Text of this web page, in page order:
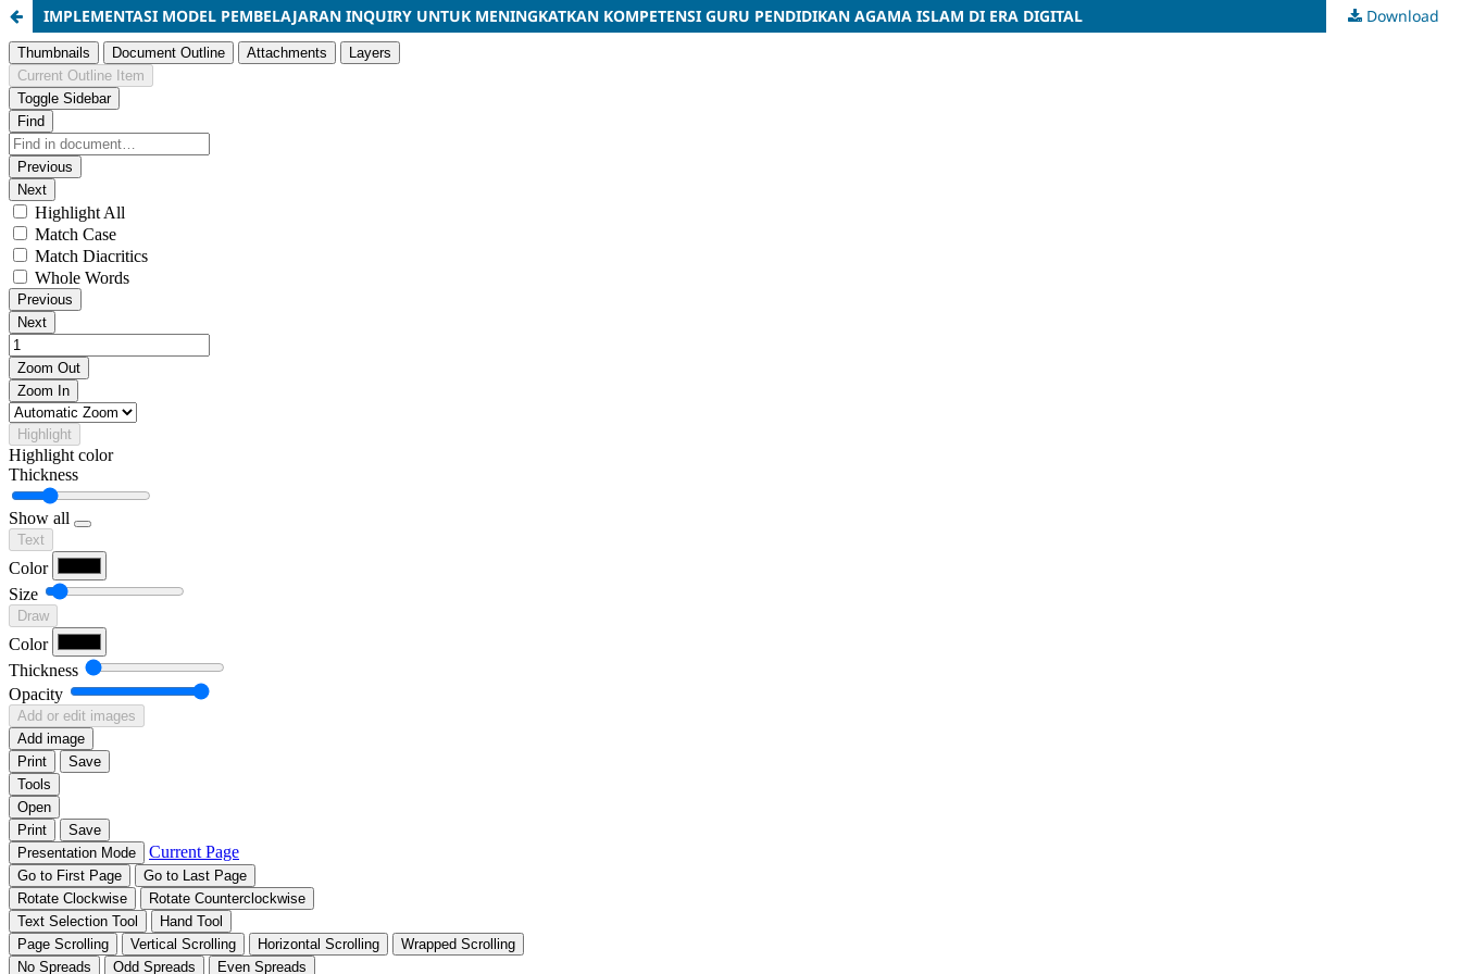
IMPLEMENTASI MODEL PEMBELAJARAN INQUIRY UNTUK MENINGKATKAN KOMPETENSI GURU PENDIDIKAN AGAMA ISLAM DI ERA DIGITAL Download